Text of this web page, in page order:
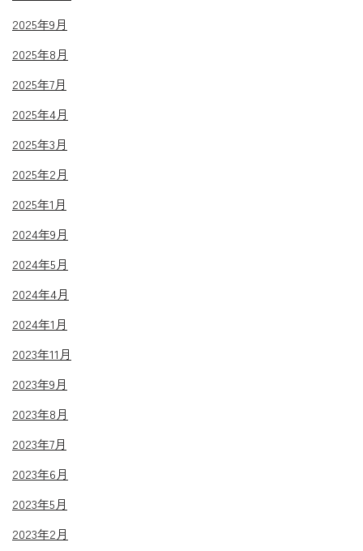
2025年9月
2025年8月
2025年7月
2025年4月
2025年3月
2025年2月
2025年1月
2024年9月
2024年5月
2024年4月
2024年1月
2023年11月
2023年9月
2023年8月
2023年7月
2023年6月
2023年5月
2023年2月